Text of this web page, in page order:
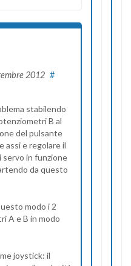
2012 #
stabilendo
B al
del pulsante
assi e regolare il
servo in funzione
da questo
modo i 2
A e B in modo
joystick: il